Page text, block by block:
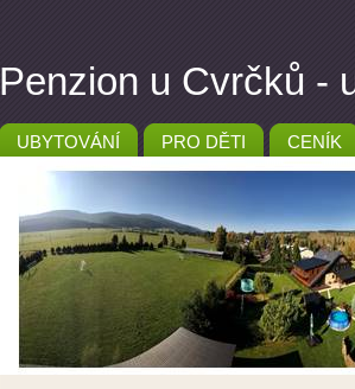
Penzion u Cvrčků -
UBYTOVÁNÍ PRO DĚTI CENÍK